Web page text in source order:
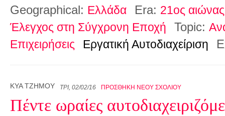
Geographical: Ελλάδα Era: 21ος
Έλεγχος στη Σύγχρονη Εποχή
Topic:
Επιχειρήσεις
Εργατική Αυτοδιαχείριση
ΚΎΑ ΤΖΉΜΟΥ ΤΡΊ, 02/02/16 ΠΡΟΣΘΉΚΗ ΝΈΟΥ ΣΧΟΛΊΟΥ
Πέντε ωραίες